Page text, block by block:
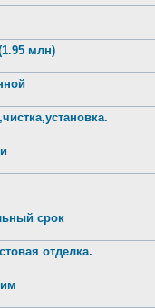
млн)
срок
отделка.